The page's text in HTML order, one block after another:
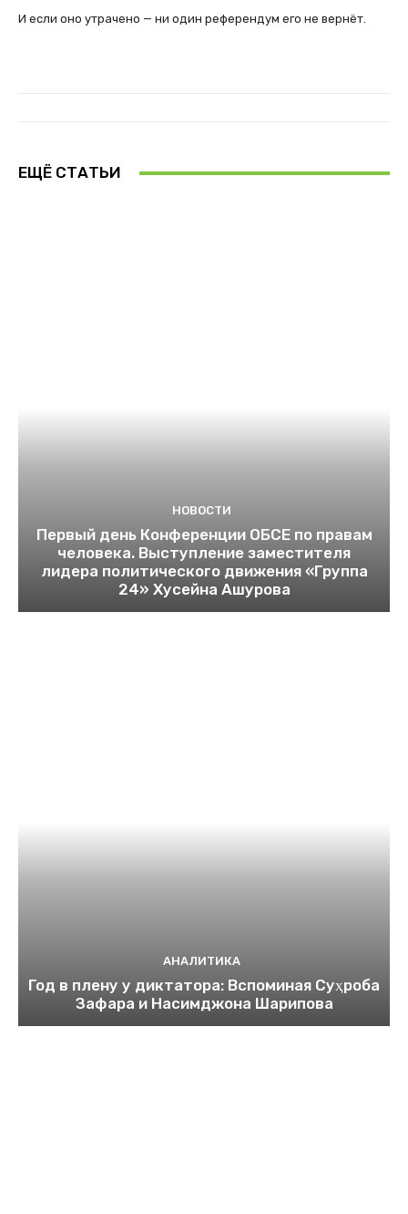
И если оно утрачено — ни один референдум его не вернёт.
ЕЩЁ СТАТЬИ
НОВОСТИ
Первый день Конференции ОБСЕ по правам
человека. Выступление заместителя
лидера политического движения «Группа
24» Хусейна Ашурова
АНАЛИТИКА
Год в плену у диктатора: Вспоминая Суҳроба
Зафара и Насимджона Шарипова